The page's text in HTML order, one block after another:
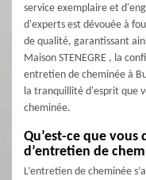
service exemplaire et
d'experts est dévouée à
de qualité, garantissant
Maison STENEGRE , la
entretien de cheminée à
la tranquillité d'esprit que
cheminée.
Qu’est-ce que vous
d’entretien de
L’entretien de cheminée